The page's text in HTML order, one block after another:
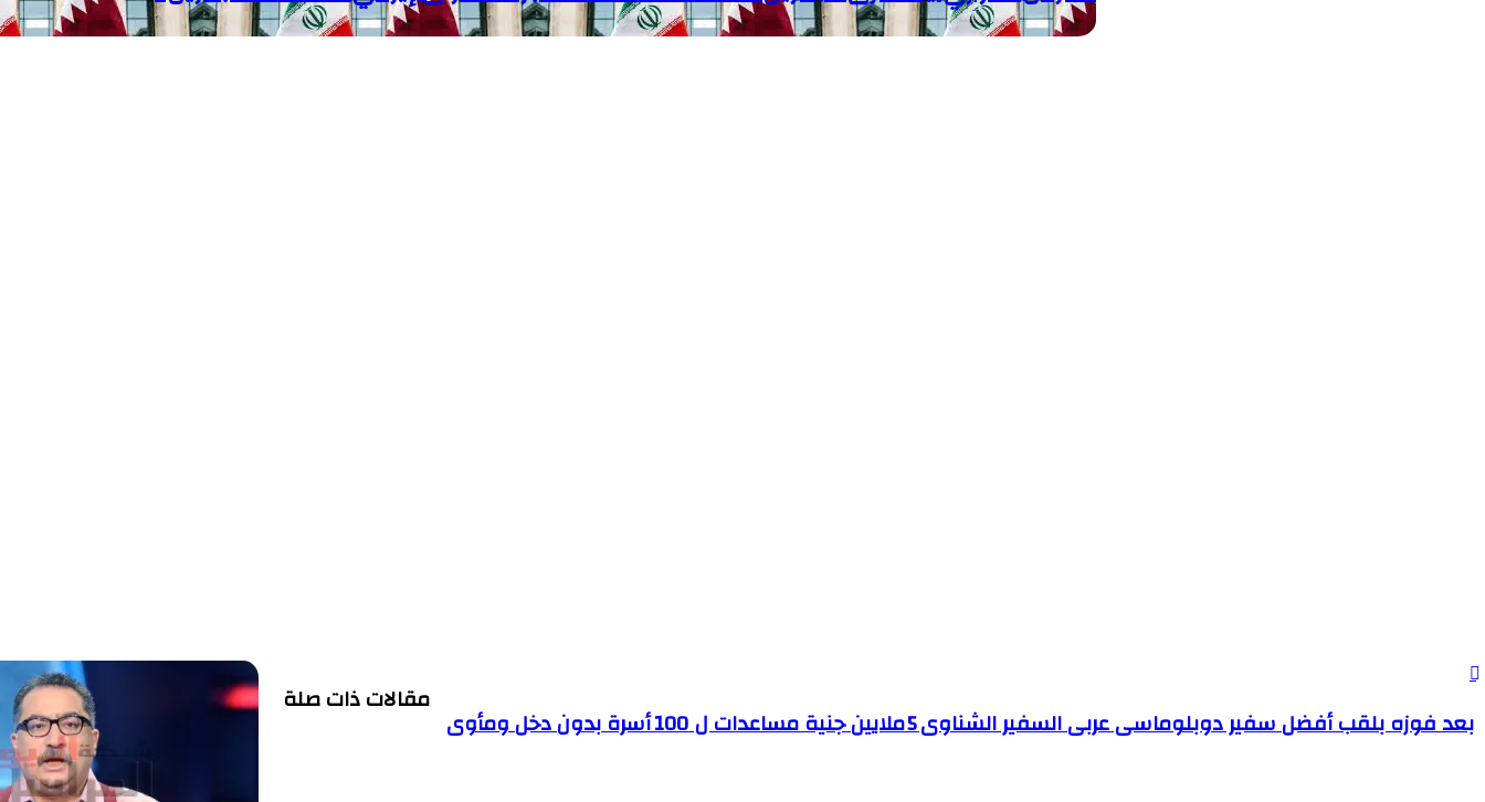
بعد فوزه بلقب أفضل سفير دوبلوماسى عربى السفير الشناوى 5ملايين جنية مساعدات ل 100 أسرة بدون دخل ومأوى
مقالات ذات صلة